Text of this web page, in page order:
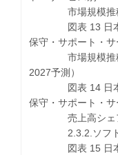
市場規模推
図表 13 日本に
保守・サポート・サ
市場規模推移予
2027予測）
図表 14 日本に
保守・サポート・サ
売上高シェア
2.3.2.ソフトウ
図表 15 日本に